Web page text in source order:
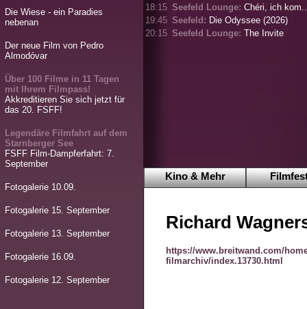
Die Wiese - ein Paradies
nebenan
Der neue Film von Pedro
Almodóvar
Über 100 Filme in 11 Tagen
mit Ihrem Filmpass!
Akkreditieren Sie sich jetzt für
das 20. FSFF!
Legendäre Filmfahrt auf dem
Starnberger See
FSFF Film-Dampferfahrt: 7.
September
Fotogalerie 10.09.
Fotogalerie 15. September
Fotogalerie 13. September
Fotogalerie 16.09.
Fotogalerie 12. September
18:15 Seefeld Lounge: Chéri, ich
19:45 Seefeld: Die Odyssee (2026)
20:15 Seefeld Lounge: The Invite
Kino & Mehr
Richard
https://www.breitwand.com/
filmarchiv/index.13730.html